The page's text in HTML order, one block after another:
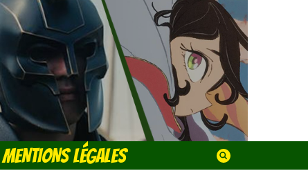
MENTIONS LÉGALES